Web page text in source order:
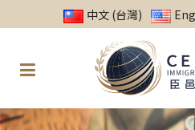
中文 (台灣)